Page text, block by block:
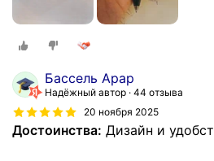
Бассель Арар
Надёжный автор 44 отзыва
20 ноября 2025
Достоинства: Дизайн и